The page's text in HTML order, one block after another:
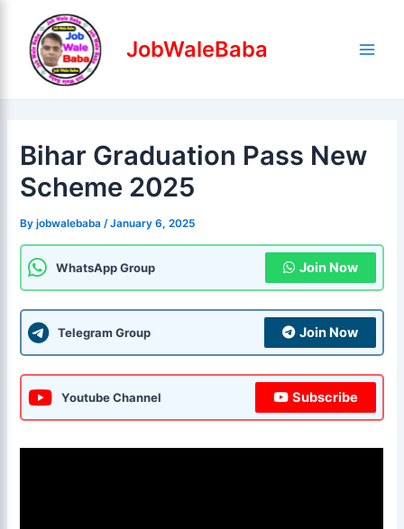
content
JobWaleBaba
Bihar Graduation Pass New
Scheme 2025
Byjobwalebaba/January 6, 2025
WhatsApp Group Join Now
Telegram Group Join Now
Youtube Channel Subscribe
navigation